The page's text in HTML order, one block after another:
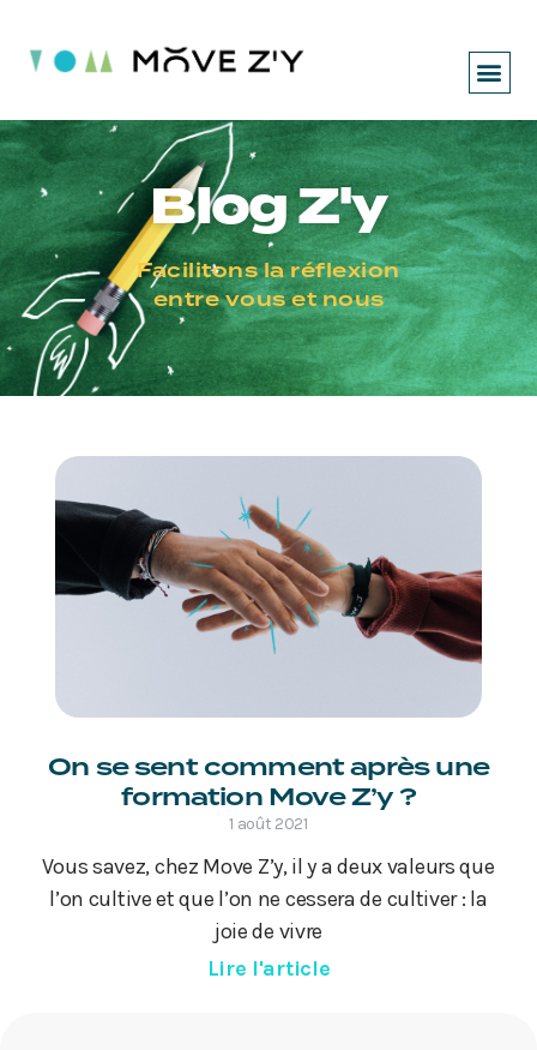
Blog Z'y
Facilitons la réflexion
entre vous et nous
On se sent comment après une
formation Move Z’y ?
1 août 2021
Vous savez, chez Move Z’y, il y a deux valeurs que
l’on cultive et que l’on ne cessera de cultiver : la
joie de vivre
Lire l'article